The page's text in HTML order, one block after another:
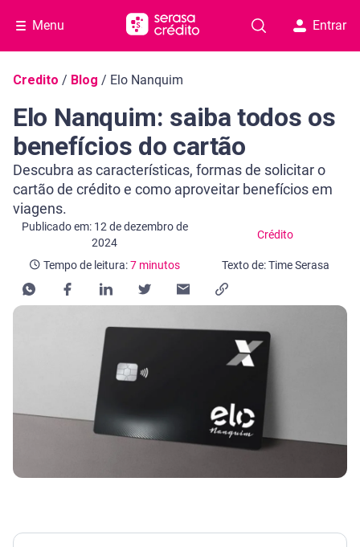
Menu Entrar
Navegação do blog
Credito / Blog / Elo Nanquim
Elo Nanquim: saiba todos os
benefícios do cartão
Descubra as características, formas de solicitar o
cartão de crédito e como aproveitar benefícios em
viagens.
Publicado em: 12 de dezembro de
2024
Crédito
Categoria Crédito
Tempo de leitura:7 minutos
Tempo de leitura: 7 minutos
Texto de: Time Serasa